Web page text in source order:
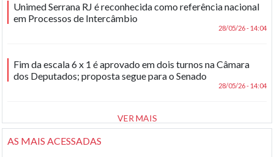
Unimed Serrana RJ é reconhecida como referência nacional
em Processos de Intercâmbio
28/05/26 - 14:04
Fim da escala 6 x 1 é aprovado em dois turnos na Câmara
dos Deputados; proposta segue para o Senado
28/05/26 - 14:04
VER MAIS
AS MAIS ACESSADAS